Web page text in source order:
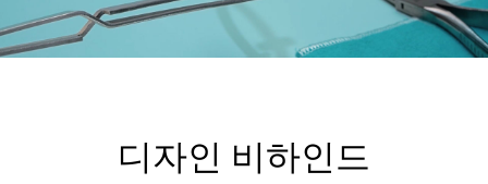
디자인 비하인드